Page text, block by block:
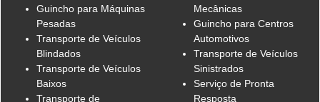
Guincho para Máquinas
Pesadas
Transporte de Veículos
Blindados
Transporte de Veículos
Baixos
Transporte de
Mecânicas
Guincho para Centros
Automotivos
Transporte de Veículos
Sinistrados
Serviço de Pronta
Resposta